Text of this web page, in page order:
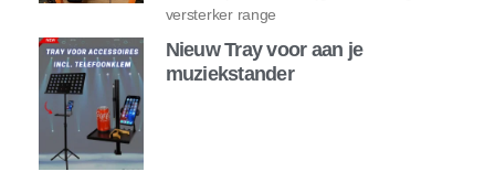
versterker range
Nieuw Tray voor aan je
muziekstander